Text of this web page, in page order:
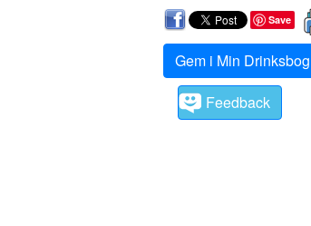
Save
Gem i Min Drinksbog
Feedback